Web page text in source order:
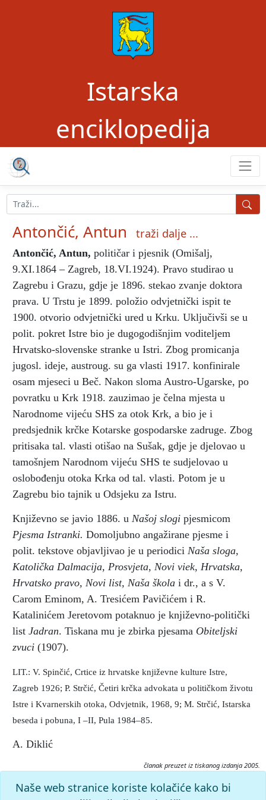
Istarska
enciklopedija
Antončić, Antun traži dalje ...
Antončić, Antun, političar i pjesnik (Omišalj,
9.XI.1864 – Zagreb, 18.VI.1924). Pravo studirao u
Zagrebu i Grazu, gdje je 1896. stekao zvanje doktora
prava. U Trstu je 1899. položio odvjetnički ispit te
1900. otvorio odvjetnički ured u Krku. Uključivši se u
polit. pokret Istre bio je dugogodišnjim voditeljem
Hrvatsko-slovenske stranke u Istri. Zbog promicanja
jugosl. ideje, austroug. su ga vlasti 1917. konfinirale
osam mjeseci u Beč. Nakon sloma Austro-Ugarske, po
povratku u Krk 1918. zauzimao je čelna mjesta u
Narodnome vijeću SHS za otok Krk, a bio je i
predsjednik krčke Kotarske gospodarske zadruge. Zbog
pritisaka tal. vlasti otišao na Sušak, gdje je djelovao u
tamošnjem Narodnom vijeću SHS te sudjelovao u
oslobođenju otoka Krka od tal. vlasti. Potom je u
Zagrebu bio tajnik u Odsjeku za Istru.
Književno se javio 1886. u Našoj slogi pjesmicom
Pjesma Istranki. Domoljubno angažirane pjesme i
polit. tekstove objavljivao je u periodici Naša sloga,
Katolička Dalmacija, Prosvjeta, Novi viek, Hrvatska,
Hrvatsko pravo, Novi list, Naša škola i dr., a s V.
Carom Eminom, A. Tresićem Pavičićem i R.
Katalinićem Jeretovom potaknuo je književno-politički
list Jadran. Tiskana mu je zbirka pjesama Obiteljski
zvuci (1907).
LIT.: V. Spinčić, Crtice iz hrvatske književne kulture Istre,
Zagreb 1926; P. Strčić, Četiri krčka advokata u političkom životu
Istre i Kvarnerskih otoka, Odvjetnik, 1968, 9; M. Strčić, Istarska
beseda i pobuna, I –II, Pula 1984–85.
A. Diklić
članak preuzet iz tiskanog izdanja 2005.
Citiranje:
Antončić, Antun.Istarska enciklopedija (2005), mrežno izdanje.
Naše web stranice koriste kolačiće kako bi